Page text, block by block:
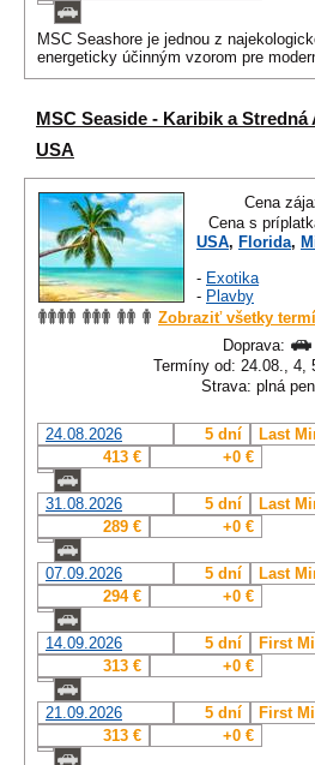
MSC Seashore je jednou z
energeticky účinným vzorom pre
MSC Seaside - Karibik a
USA
Cena
Cena s
USA, Florida,
- Exotika
- Plavby
Zobraziť všetky
Doprava:
Termíny od: 24.08., 4,
Strava: plná
24.08.2026 5 dní
Last
413 €
+0 €
31.08.2026 5 dní
Last
289 €
+0 €
07.09.2026 5 dní
Last
294 €
+0 €
14.09.2026 5 dní
First
313 €
+0 €
21.09.2026 5 dní
First
313 €
+0 €